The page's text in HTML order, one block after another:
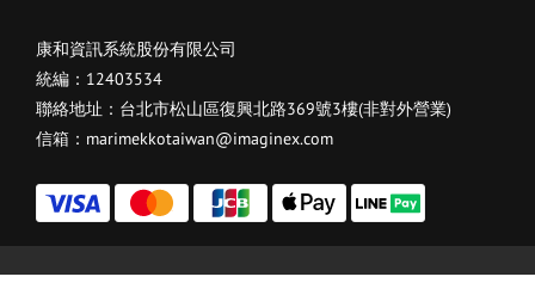
康和資訊系統股份有限公司
統編：12403534
聯絡地址：台北市松山區復興北路369號3樓(非對外營業)
信箱：marimekkotaiwan@imaginex.com